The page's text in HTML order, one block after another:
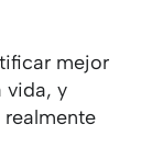
mejor
vida, y